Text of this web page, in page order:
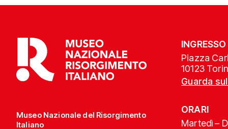
Museo Nazionale del Risorgimento
Italiano
INGRESSO
Piazza
10123
Guarda
ORARI
Martedì –